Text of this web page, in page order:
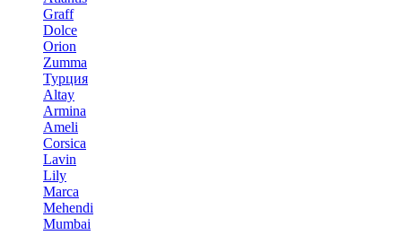
Graff
Dolce
Orion
Zumma
Турция
Altay
Armina
Ameli
Corsica
Lavin
Lily
Marca
Mehendi
Mumbai